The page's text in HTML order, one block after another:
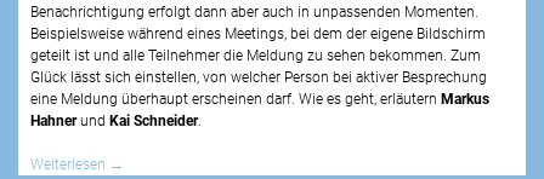
Benachrichtigung erfolgt dann aber auch in unpassenden Momenten.
Beispielsweise während eines Meetings, bei dem der eigene Bildschirm
geteilt ist und alle Teilnehmer die Meldung zu sehen bekommen. Zum
Glück lässt sich einstellen, von welcher Person bei aktiver Besprechung
eine Meldung überhaupt erscheinen darf. Wie es geht, erläutern Markus
Hahnerund Kai Schneider.
Weiterlesen →